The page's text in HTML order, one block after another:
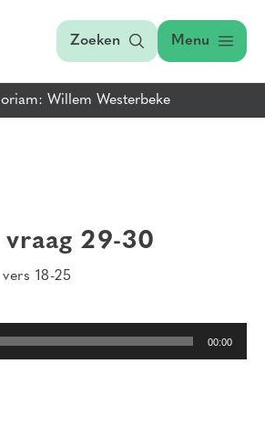
Zoeken Menu
Willem Westerbeke
vraag 29-30
18-25
00:00